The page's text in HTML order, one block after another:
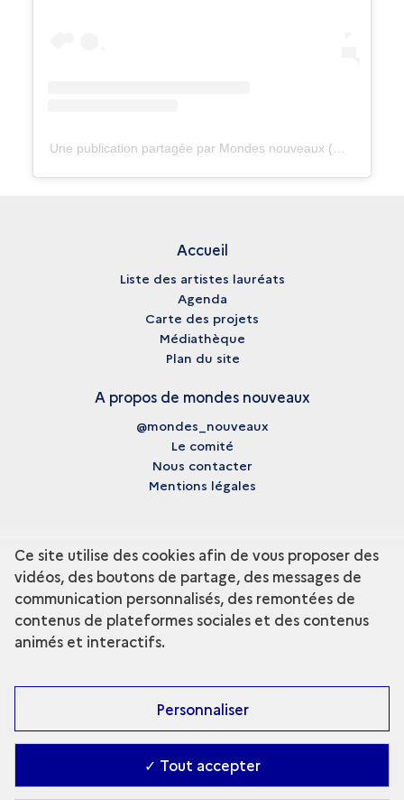
Accueil
Liste des artistes lauréats
Agenda
Carte des projets
Médiathèque
Plan du site
A propos de mondes nouveaux
@mondes_nouveaux
Le comité
Nous contacter
Mentions légales
Ce site utilise des cookies afin de vous proposer des
vidéos, des boutons de partage, des messages de
communication personnalisés, des remontées de
contenus de plateformes sociales et des contenus
animés et interactifs.
Personnaliser
✓ Tout accepter